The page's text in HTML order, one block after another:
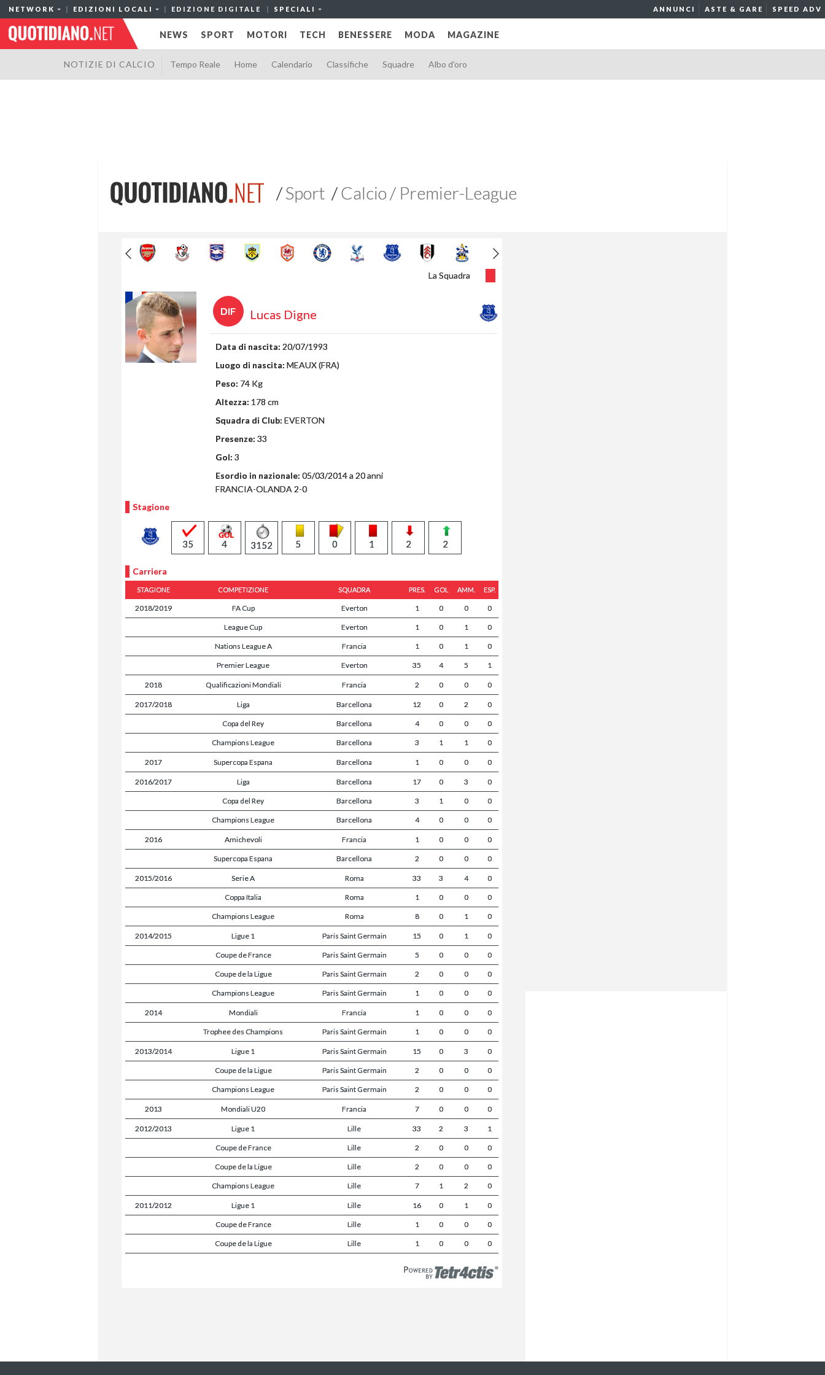
ANNUNCI ASTE & GARE SPEED ADV
NETWORK EDIZIONI LOCALI EDIZIONE DIGITALE SPECIALI
NEWS SPORT MOTORI TECH BENESSERE MODA MAGAZINE
NOTIZIE DI CALCIO Tempo Reale Home Calendario Classifiche Squadre Albo d'oro
Sport Calcio / Premier-League
La Squadra
DIF Lucas Digne
Data di nascita: 20/07/1993
Luogo di nascita: MEAUX (FRA)
Peso: 74 Kg
Altezza: 178 cm
Squadra di Club: EVERTON
Presenze:33
Gol:3
Esordio in nazionale:05/03/2014 a 20 anni
FRANCIA-OLANDA 2-0
Stagione
35 4 3152 5 0 1 2 2
Carriera
STAGIONE COMPETIZIONE SQUADRA PRES. GOL AMM. ESP.
2018/2019 FA Cup Everton 1 0 0 0
League Cup Everton 1 0 1 0
Nations League A Francia 1 0 1 0
Premier League Everton 35 4 5 1
2018 Qualificazioni Mondiali Francia 2 0 0 0
2017/2018 Liga Barcellona 12 0 2 0
Copa del Rey Barcellona 4 0 0 0
Champions League Barcellona 3 1 1 0
2017 Supercopa Espana Barcellona 1 0 0 0
2016/2017 Liga Barcellona 17 0 3 0
Copa del Rey Barcellona 3 1 0 0
Champions League Barcellona 4 0 0 0
2016 Amichevoli Francia 1 0 0 0
Supercopa Espana Barcellona 2 0 0 0
2015/2016 Serie A Roma 33 3 4 0
Coppa Italia Roma 1 0 0 0
Champions League Roma 8 0 1 0
2014/2015 Ligue 1 Paris Saint Germain 15 0 1 0
Coupe de France Paris Saint Germain 5 0 0 0
Coupe de la Ligue Paris Saint Germain 2 0 0 0
Champions League Paris Saint Germain 1 0 0 0
2014 Mondiali Francia 1 0 0 0
Trophee des Champions Paris Saint Germain 1 0 0 0
2013/2014 Ligue 1 Paris Saint Germain 15 0 3 0
Coupe de la Ligue Paris Saint Germain 2 0 0 0
Champions League Paris Saint Germain 2 0 0 0
2013 Mondiali U20 Francia 7 0 0 0
2012/2013 Ligue 1 Lille 33 2 3 1
Coupe de France Lille 2 0 0 0
Coupe de la Ligue Lille 2 0 0 0
Champions League Lille 7 1 2 0
2011/2012 Ligue 1 Lille 16 0 1 0
Coupe de France Lille 1 0 0 0
Coupe de la Ligue Lille 1 0 0 0